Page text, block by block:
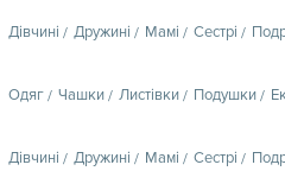
Дівчині Дружині Мамі Сестрі
Одяг Чашки Листівки Подушки
Дівчині Дружині Мамі Сестрі